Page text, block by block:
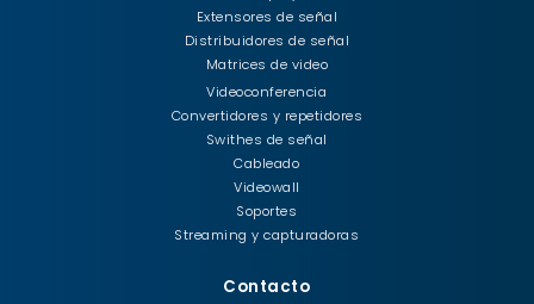
Extensores de señal
Distribuidores de señal
Matrices de video
Videoconferencia
Convertidores y repetidores
Swithes de señal
Cableado
Videowall
Soportes
Streaming y capturadoras
Contacto